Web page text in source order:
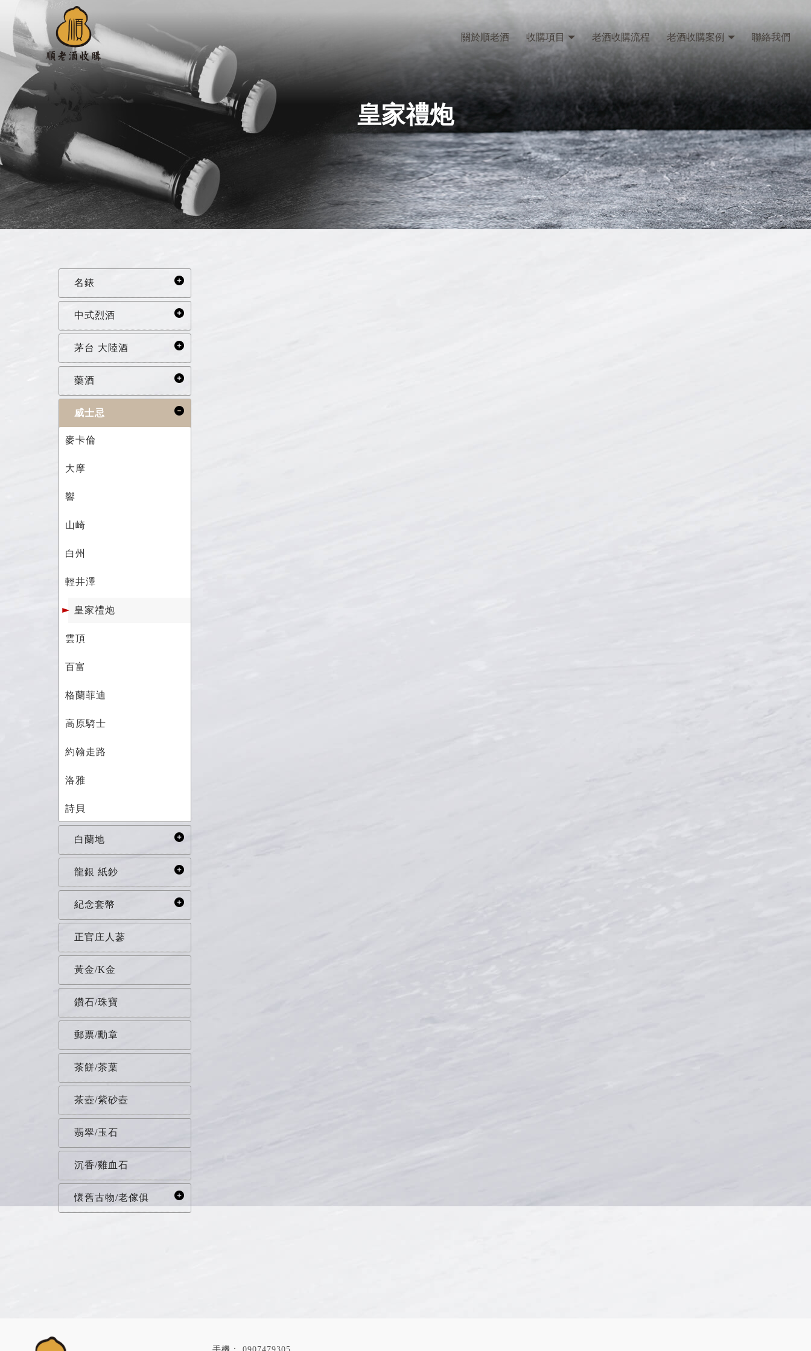
關於順老酒 收購項目 老酒收購流程 老酒收購案例 聯絡我們
皇家禮炮
名錶
中式烈酒
茅台 大陸酒
藥酒
威士忌
麥卡倫
大摩
響
山崎
白州
輕井澤
皇家禮炮
雲頂
百富
格蘭菲迪
高原騎士
約翰走路
洛雅
詩貝
白蘭地
龍銀 紙鈔
紀念套幣
正官庄人蔘
黃金/K金
鑽石/珠寶
郵票/勳章
茶餅/茶葉
茶壺/紫砂壺
翡翠/玉石
沉香/雞血石
懷舊古物/老傢俱